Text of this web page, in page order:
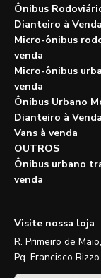
Ônibus
Dianteiro à Venda
Micro-ônibus
venda
Micro-ônibus
venda
Ônibus Urbano
Dianteiro à Venda
Vans à venda
OUTROS
Ônibus urbano
venda
Visite nossa loja
R. Primeiro de
Pq. Francisco